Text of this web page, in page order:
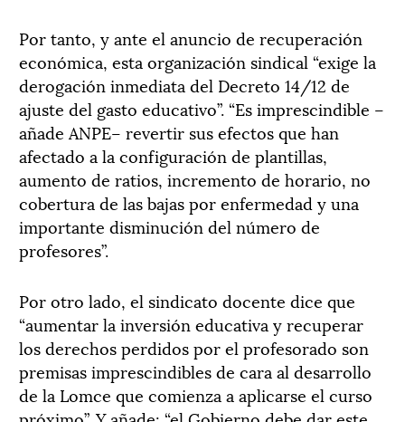
Por tanto, y ante el anuncio de recuperación
económica, esta organización sindical “exige la
derogación inmediata del Decreto 14/12 de
ajuste del gasto educativo”. “Es imprescindible –
añade ANPE– revertir sus efectos que han
afectado a la configuración de plantillas,
aumento de ratios, incremento de horario, no
cobertura de las bajas por enfermedad y una
importante disminución del número de
profesores”.
Por otro lado, el sindicato docente dice que
“aumentar la inversión educativa y recuperar
los derechos perdidos por el profesorado son
premisas imprescindibles de cara al desarrollo
de la Lomce que comienza a aplicarse el curso